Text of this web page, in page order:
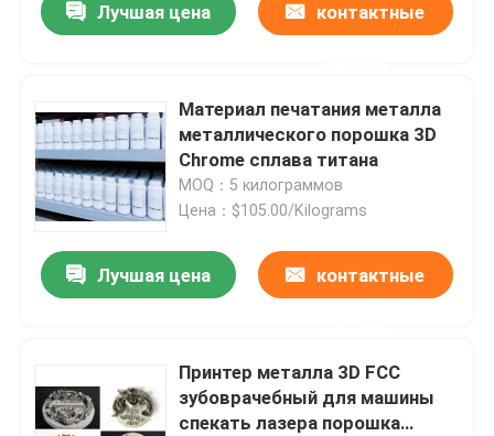
Лучшая цена контактные
Материал печатания металла
металлического порошка 3D
Chrome сплава титана
MOQ：5 килограммов
Цена：$105.00/Kilograms
Лучшая цена контактные
Принтер металла 3D FCC
зубоврачебный для машины
спекать лазера порошка